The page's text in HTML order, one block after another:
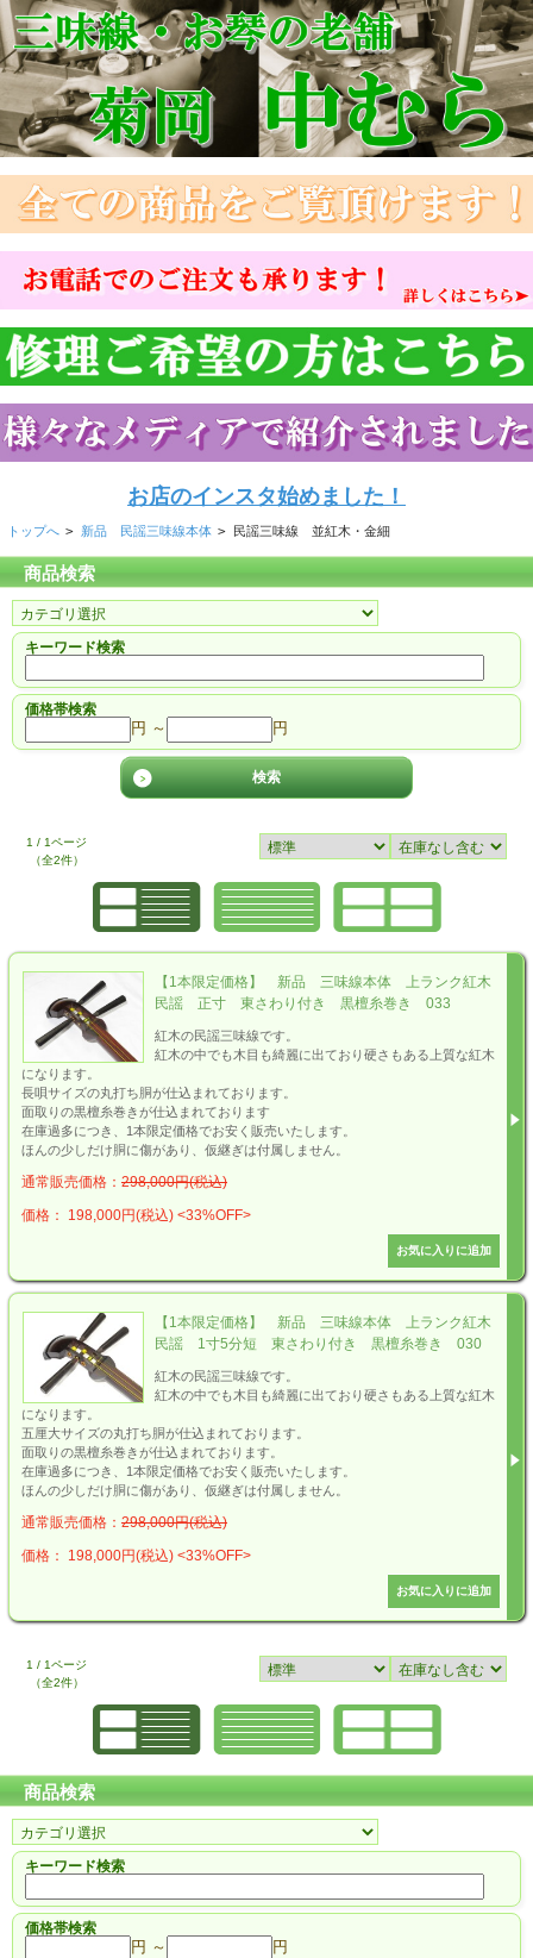
お店のインスタ始めました！
トップへ > 新品 民謡三味線本体 > 民謡三味線 並紅木・金細
商品検索
キーワード検索
価格帯検索
円 ～ 円
1 / 1ページ
（全2件）
【1本限定価格】 新品 三味線本体 上ランク紅木
民謡 正寸 東さわり付き 黒檀糸巻き 033
紅木の民謡三味線です。
紅木の中でも木目も綺麗に出ており硬さもある上質な紅木
になります。
長唄サイズの丸打ち胴が仕込まれております。
面取りの黒檀糸巻きが仕込まれております
在庫過多につき、1本限定価格でお安く販売いたします。
ほんの少しだけ胴に傷があり、仮継ぎは付属しません。
通常販売価格： 298,000円(税込)
価格： 198,000円(税込) <33%OFF>
【1本限定価格】 新品 三味線本体 上ランク紅木
民謡 1寸5分短 東さわり付き 黒檀糸巻き 030
紅木の民謡三味線です。
紅木の中でも木目も綺麗に出ており硬さもある上質な紅木
になります。
五厘大サイズの丸打ち胴が仕込まれております。
面取りの黒檀糸巻きが仕込まれております。
在庫過多につき、1本限定価格でお安く販売いたします。
ほんの少しだけ胴に傷があり、仮継ぎは付属しません。
通常販売価格： 298,000円(税込)
価格： 198,000円(税込) <33%OFF>
1 / 1ページ
（全2件）
商品検索
キーワード検索
価格帯検索
円 ～ 円